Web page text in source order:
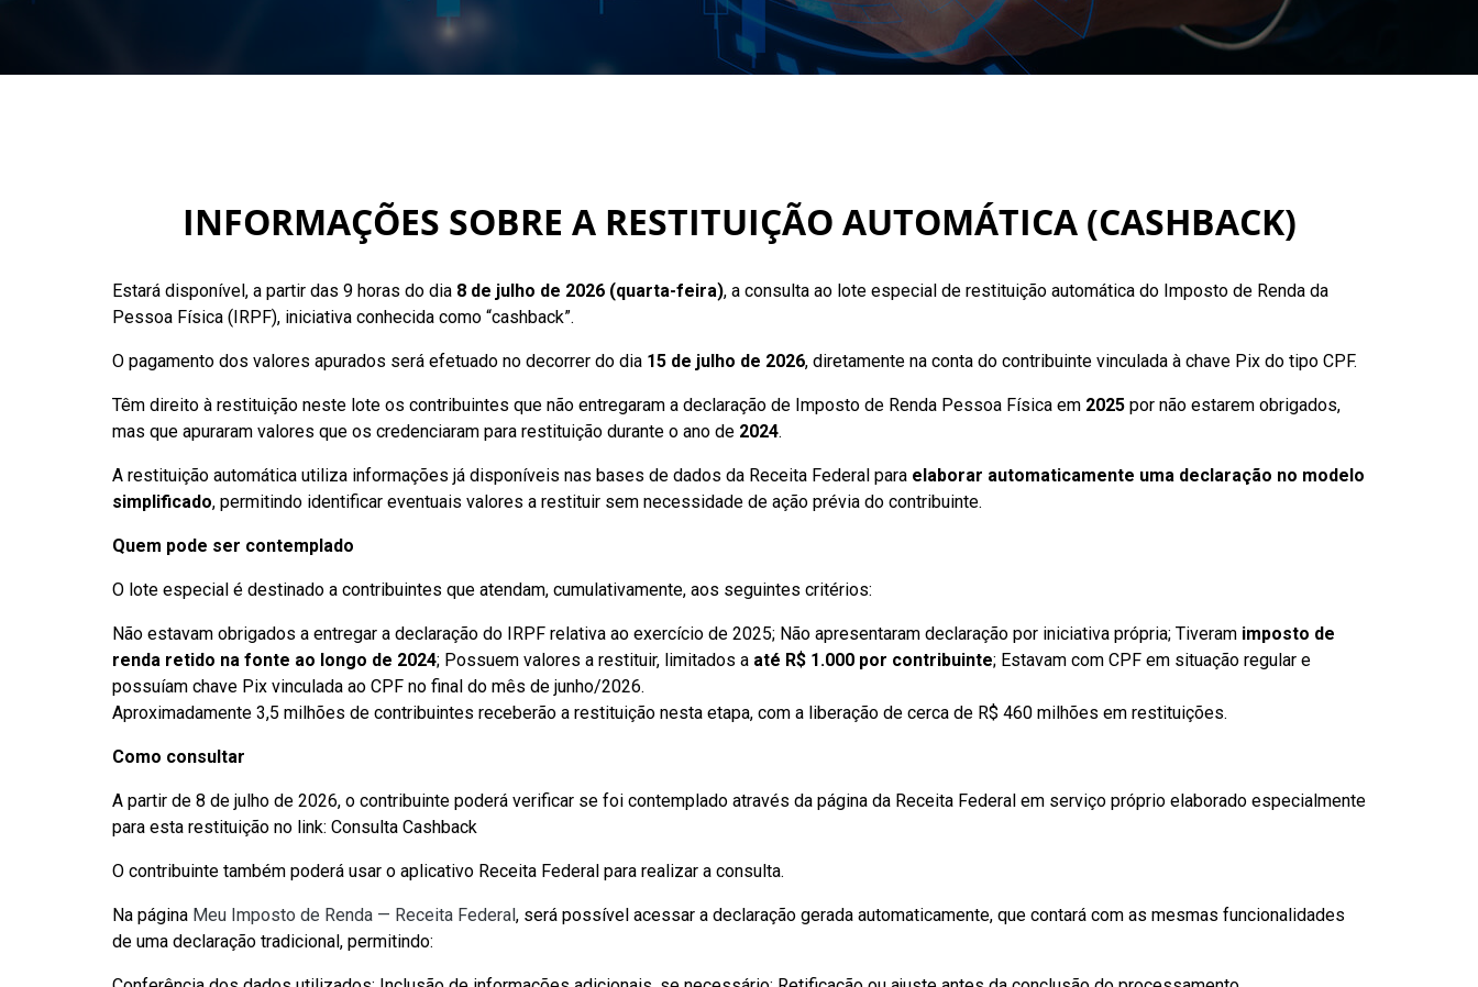
INFORMAÇÕES SOBRE A RESTITUIÇÃO AUTOMÁTICA (CASHBACK)
Estará disponível, a partir das 9 horas do dia 8 de julho de 2026 (quarta-feira), a consulta ao lote especial de restituição automática do Imposto de Renda da
Pessoa Física (IRPF), iniciativa conhecida como “cashback”.
O pagamento dos valores apurados será efetuado no decorrer do dia 15 de julho de 2026, diretamente na conta do contribuinte vinculada à chave Pix do tipo CPF.
Têm direito à restituição neste lote os contribuintes que não entregaram a declaração de Imposto de Renda Pessoa Física em 2025 por não estarem obrigados,
mas que apuraram valores que os credenciaram para restituição durante o ano de 2024.
A restituição automática utiliza informações já disponíveis nas bases de dados da Receita Federal para elaborar automaticamente uma declaração no modelo
simplificado, permitindo identificar eventuais valores a restituir sem necessidade de ação prévia do contribuinte.
Quem pode ser contemplado
O lote especial é destinado a contribuintes que atendam, cumulativamente, aos seguintes critérios:
Não estavam obrigados a entregar a declaração do IRPF relativa ao exercício de 2025; Não apresentaram declaração por iniciativa própria; Tiveram imposto de
renda retido na fonte ao longo de 2024; Possuem valores a restituir, limitados a até R$ 1.000 por contribuinte; Estavam com CPF em situação regular e
possuíam chave Pix vinculada ao CPF no final do mês de junho/2026.
Aproximadamente 3,5 milhões de contribuintes receberão a restituição nesta etapa, com a liberação de cerca de R$ 460 milhões em restituições.
Como consultar
A partir de 8 de julho de 2026, o contribuinte poderá verificar se foi contemplado através da página da Receita Federal em serviço próprio elaborado especialmente
para esta restituição no link: Consulta Cashback
O contribuinte também poderá usar o aplicativo Receita Federal para realizar a consulta.
Na página Meu Imposto de Renda — Receita Federal, será possível acessar a declaração gerada automaticamente, que contará com as mesmas funcionalidades
de uma declaração tradicional, permitindo: